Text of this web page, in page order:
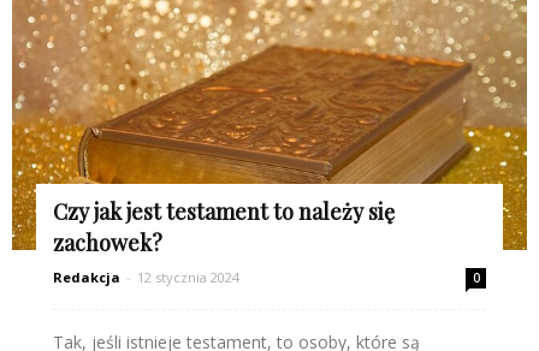
Czy jak jest testament to należy się
zachowek?
Redakcja - 12 stycznia 2024 0
Tak, jeśli istnieje testament, to osoby, które są